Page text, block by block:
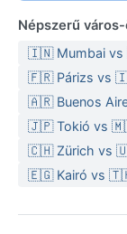
hónapokban
A LEGJOBB
HÓNAP,
legzöldebb, és
legmagasabb.
jellemző,
da Tundavala
ez nem zavarja
Népszerű
🇮🇳 Mumbai
🇫🇷 Párizs vs
🇦🇷 Buenos
🇯🇵 Tokió vs
🇨🇭 Zürich vs
🇪🇬 Kairó vs